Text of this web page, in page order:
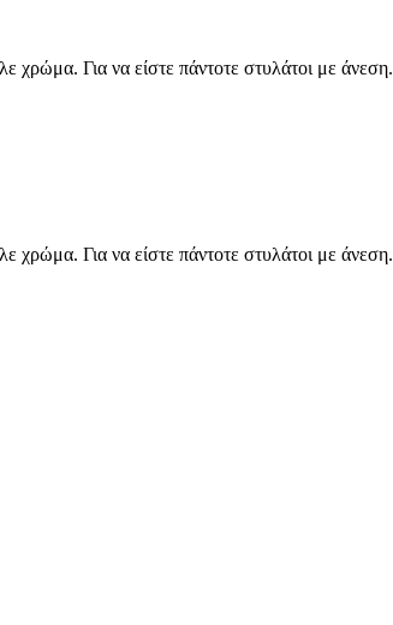
χρώμα. Για να είστε πάντοτε στυλάτοι με άνεση.
χρώμα. Για να είστε πάντοτε στυλάτοι με άνεση.